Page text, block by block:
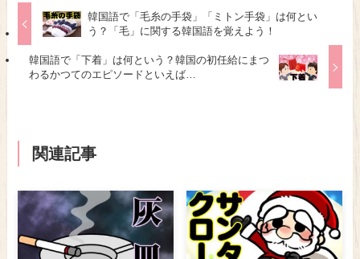
韓国語で「毛糸の手袋」「ミトン手袋」は何とい
う？「毛」に関する韓国語を覚えよう！
韓国語で「下着」は何という？韓国の初任給にまつ
わるかつてのエピソードといえば…
関連記事